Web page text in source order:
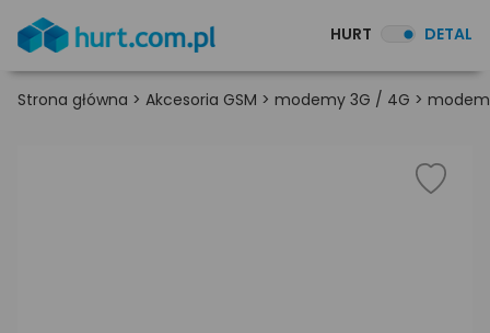
HURT DETAL
Strona główna > Akcesoria GSM > modemy 3G / 4G >